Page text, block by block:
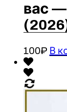
вас
100₽ В